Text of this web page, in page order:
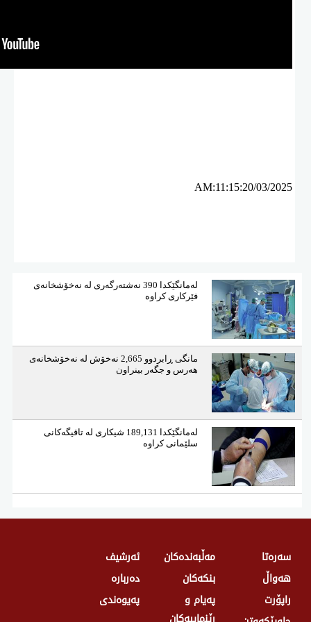
AM:11:15:20/03/2025
لەمانگێكدا 390 نەشتەرگەری لە نەخۆشخانەی
فێركاری كراوە
مانگی ڕابردوو 2,665 نەخۆش لە نەخۆشخانەی
هەرس و جگەر بینراون
لەمانگێكدا 189,131 شیكاری لە تاقیگەكانی
سلێمانی كراوە
سەرەتا
هەواڵ
راپۆرت
مەڵبەندەکان
بنکەکان
پەیام و
ئەرشیف
دەربارە
پەیوەندی